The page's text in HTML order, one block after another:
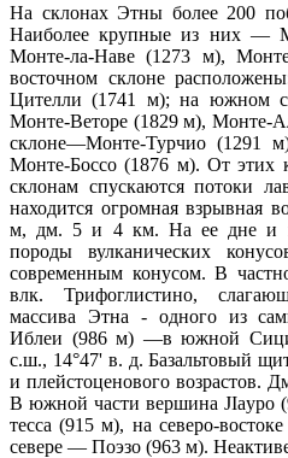
На склонах Этны более 200
Наиболее крупные из них —
Монте-ла-Наве (1273 м),
восточном склоне
Цителли (1741 м); на южном
Монте-Веторе (1829 м), Монте-
склоне—Монте-Турчио (1291
Монте-Боссо (1876 м). От этих
склонам спускаются потоки
находится огромная взрывная
м, дм. 5 и 4 км. На ее дне и в
породы вулканических
современным конусом. В
влк. Трифоглистино,
массива Этна - одного из
Иблеи (986 м) —в южной
с.ш., 14°47' в. д. Базальтовый
и плейстоценового возрастов.
В южной части вершина JIaypo
тесса (915 м), на северо-
севере — Поэзо (963 м).